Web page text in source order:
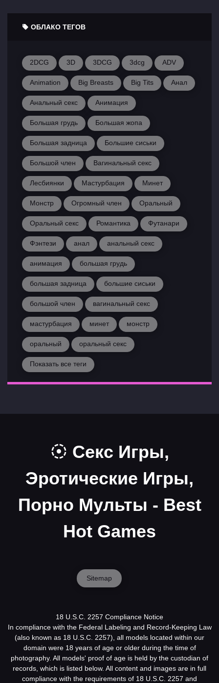
ОБЛАКО ТЕГОВ
2DCG 3D 3DCG 3dcg ADV
Animation Big Breasts Big Tits Анал
Анальный секс Анимация
Большая грудь Большая жопа
Большая задница Большие сиськи
Большой член Вагинальный секс
Лесбиянки Мастурбация Минет
Монстр Огромный член Оральный
Оральный секс Романтика Футанари
Фэнтези анал анальный секс
анимация большая грудь
большая задница большие сиськи
большой член вагинальный секс
мастурбация минет монстр
оральный оральный секс
Показать все теги
Секс Игры,
Эротические Игры,
Порно Мульты - Best
Hot Games
Sitemap
18 U.S.C. 2257 Compliance Notice
In compliance with the Federal Labeling and Record-Keeping Law
(also known as 18 U.S.C. 2257), all models located within our
domain were 18 years of age or older during the time of
photography. All models' proof of age is held by the custodian of
records, which is listed below. All content and images are in full
compliance with the requirements of 18 U.S.C. 2257 and